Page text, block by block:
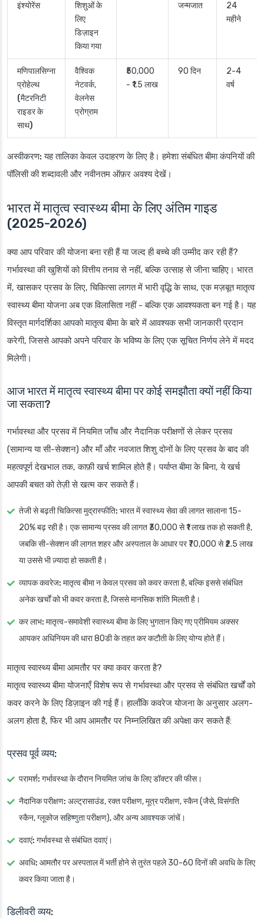
इंश्योरेंस
शिशुओं के
लिए
डिज़ाइन
किया गया
जन्मजात
24
महीने
मणिपालसिग्ना
प्रोहेल्थ
(मैटरनिटी
राइडर के
साथ)
वैश्विक
नेटवर्क,
वेलनेस
प्रोग्राम
₹50,000
- ₹1.5 लाख
90 दिन
2-4
वर्ष
अस्वीकरण: यह तालिका केवल उदाहरण के लिए है। हमेशा संबंधित बीमा कंपनियों की
पॉलिसी की शब्दावली और नवीनतम ऑफ़र अवश्य देखें।
भारत में मातृत्व स्वास्थ्य बीमा के लिए अंतिम गाइड
(2025-2026)
क्या आप परिवार की योजना बना रही हैं या जल्द ही बच्चे की उम्मीद कर रही हैं?
गर्भावस्था की खुशियों को वित्तीय तनाव से नहीं, बल्कि उत्साह से जीना चाहिए। भारत
में, खासकर प्रसव के लिए, चिकित्सा लागत में भारी वृद्धि के साथ, एक मज़बूत मातृत्व
स्वास्थ्य बीमा योजना अब एक विलासिता नहीं - बल्कि एक आवश्यकता बन गई है। यह
विस्तृत मार्गदर्शिका आपको मातृत्व बीमा के बारे में आवश्यक सभी जानकारी प्रदान
करेगी, जिससे आपको अपने परिवार के भविष्य के लिए एक सूचित निर्णय लेने में मदद
मिलेगी।
आज भारत में मातृत्व स्वास्थ्य बीमा पर कोई समझौता क्यों नहीं किया
जा सकता?
गर्भावस्था और प्रसव में नियमित जाँच और नैदानिक परीक्षणों से लेकर प्रसव
(सामान्य या सी-सेक्शन) और माँ और नवजात शिशु दोनों के लिए प्रसव के बाद की
महत्वपूर्ण देखभाल तक, काफ़ी खर्च शामिल होते हैं। पर्याप्त बीमा के बिना, ये खर्च
आपकी बचत को तेज़ी से खत्म कर सकते हैं।
तेजी से बढ़ती चिकित्सा मुद्रास्फीति: भारत में स्वास्थ्य सेवा की लागत सालाना 15-
20% बढ़ रही है। एक सामान्य प्रसव की लागत ₹30,000 से ₹1 लाख तक हो सकती है,
जबकि सी-सेक्शन की लागत शहर और अस्पताल के आधार पर ₹70,000 से ₹2.5 लाख
या उससे भी ज़्यादा हो सकती है।
व्यापक कवरेज: मातृत्व बीमा न केवल प्रसव को कवर करता है, बल्कि इससे संबंधित
अनेक खर्चों को भी कवर करता है, जिससे मानसिक शांति मिलती है।
कर लाभ: मातृत्व-समावेशी स्वास्थ्य बीमा के लिए भुगतान किए गए प्रीमियम अक्सर
आयकर अधिनियम की धारा 80डी के तहत कर कटौती के लिए योग्य होते हैं।
मातृत्व स्वास्थ्य बीमा आमतौर पर क्या कवर करता है?
मातृत्व स्वास्थ्य बीमा योजनाएँ विशेष रूप से गर्भावस्था और प्रसव से संबंधित खर्चों को
कवर करने के लिए डिज़ाइन की गई हैं। हालाँकि कवरेज योजना के अनुसार अलग-
अलग होता है, फिर भी आप आमतौर पर निम्नलिखित की अपेक्षा कर सकते हैं:
प्रसव पूर्व व्यय:
परामर्श: गर्भावस्था के दौरान नियमित जांच के लिए डॉक्टर की फीस।
नैदानिक परीक्षण: अल्ट्रासाउंड, रक्त परीक्षण, मूत्र परीक्षण, स्कैन (जैसे, विसंगति
स्कैन, ग्लूकोज सहिष्णुता परीक्षण), और अन्य आवश्यक जांचें।
दवाएं: गर्भावस्था से संबंधित दवाएं।
अवधि: आमतौर पर अस्पताल में भर्ती होने से तुरंत पहले 30-60 दिनों की अवधि के लिए
कवर किया जाता है।
डिलीवरी व्यय: